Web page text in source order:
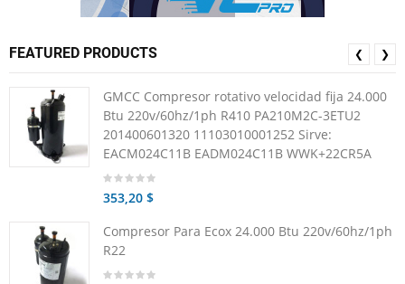
FEATURED PRODUCTS
GMCC Compresor rotativo velocidad fija 24.000
Btu 220v/60hz/1ph R410 PA210M2C-3ETU2
201400601320 11103010001252 Sirve:
EACM024C11B EADM024C11B WWK+22CR5A
353,20 $
Compresor Para Ecox 24.000 Btu 220v/60hz/1ph
R22
❮ ❯